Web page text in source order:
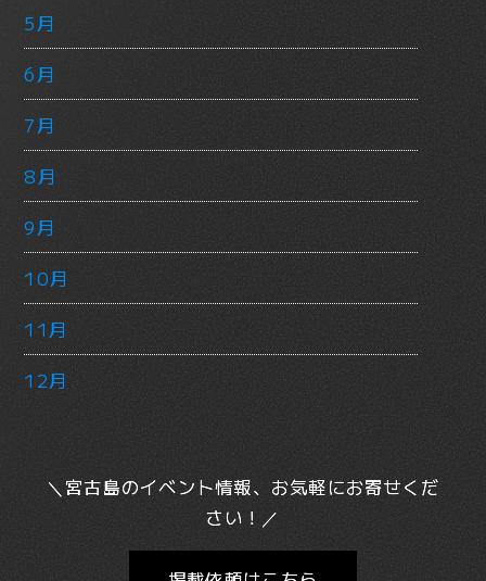
5月
6月
7月
8月
9月
10月
11月
12月
＼宮古島のイベント情報、お気軽にお寄せくだ
さい！／